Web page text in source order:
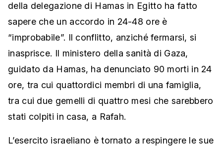
della delegazione di Hamas in Egitto ha fatto
sapere che un accordo in 24-48 ore è
“improbabile”. Il conflitto, anziché fermarsi, si
inasprisce. Il ministero della sanità di Gaza,
guidato da Hamas, ha denunciato 90 morti in 24
ore, tra cui quattordici membri di una famiglia,
tra cui due gemelli di quattro mesi che sarebbero
stati colpiti in casa, a Rafah.
L’esercito israeliano è tornato a respingere le sue